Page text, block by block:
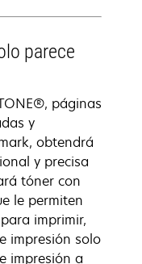
parece
páginas
y
obtendrá
y precisa
tóner con
le permiten
imprimir,
impresión solo
impresión a